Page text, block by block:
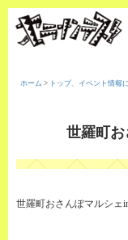
ホーム > トップ、イベント情報
世羅町
世羅町おさんぽマルシェ